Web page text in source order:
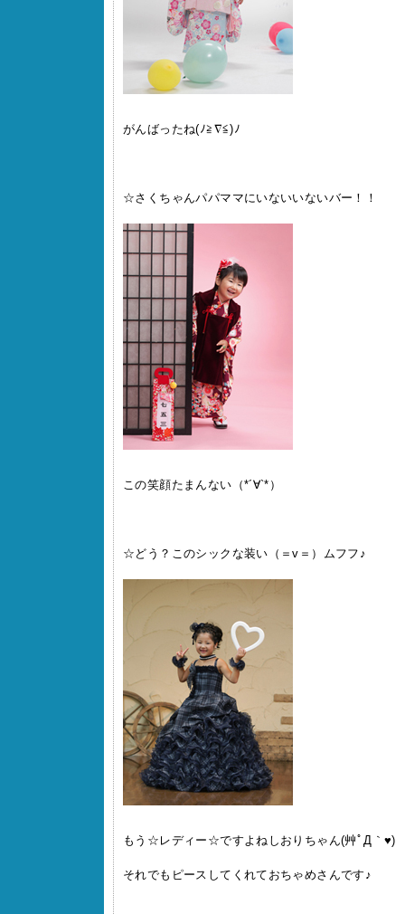
がんばったね(ﾉ≧∇≦)ﾉ
☆さくちゃんパパママにいないいないバー！！
この笑顔たまんない（*´∀`*）
☆どう？このシックな装い（＝v＝）ムフフ♪
もう☆レディー☆ですよねしおりちゃん(艸ﾟД｀♥)
それでもピースしてくれておちゃめさんです♪